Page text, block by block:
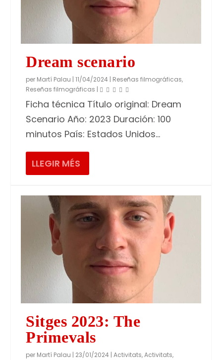
Dream scenario
per Martí Palau |11/04/2024 | Reseñas filmográficas,
Reseñas filmográficas |
Ficha técnica Título original: Dream
Scenario Año: 2023 Duración: 100
minutos País: Estados Unidos...
LLEGIR MÉS
Sitges 2023: The
Primevals
per Martí Palau | 23/01/2024 |Activitats,Activitats,